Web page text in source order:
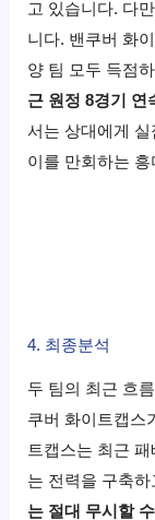
고 있습니다. 다
니다. 밴쿠버 화
양 팀 모두 득점
근 원정 8경기 연
서는 상대에게
이를 만회하는
4. 최종분석
두 팀의 최근 흐
쿠버 화이트캡스
트캡스는 최근
는 전력을 구축
는 절대 무시할